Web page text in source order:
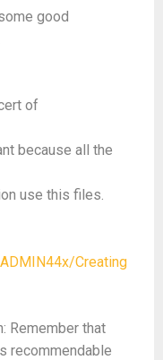
good
of
because all the
use this files.
Creating
Remember that
recommendable